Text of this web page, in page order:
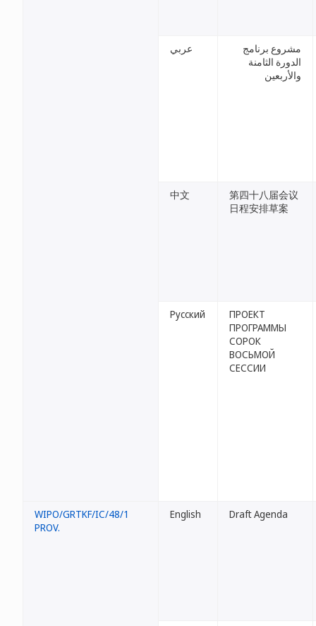
عربي
مشروع برنامج
الدورة الثامنة
والأربعين
中文
第四十八届会议
日程安排草案
Русский
ПРОЕКТ
ПРОГРАММЫ
СОРОК
ВОСЬМОЙ
СЕССИИ
WIPO/GRTKF/IC/48/1
PROV.
English Draft Agenda